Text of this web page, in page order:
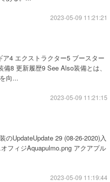
2023-05-09 11:21:21
4 エクストラクター5 ブースター
8 更新履歴9 See Also装備とは、
向...
2023-05-09 11:21:15
のUpdateUpdate 29 (08-26-2020)入
フィジAquapulmo.png アクアプル
2023-05-09 11:19:44